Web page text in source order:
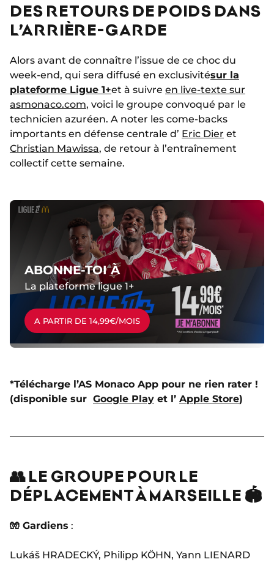
DES RETOURS DE POIDS DANS
L’ARRIÈRE-GARDE
Alors avant de connaître l’issue de ce choc du
week-end, qui sera diffusé en exclusivitésur la
plateforme Ligue 1+et à suivre en live-texte sur
asmonaco.com, voici le groupe convoqué par le
technicien azuréen. A noter les come-backs
importants en défense centrale d’ Eric Dier et
Christian Mawissa, de retour à l’entraînement
collectif cette semaine.
ABONNE-TOI À
La plateforme ligue 1+
A PARTIR DE 14,99€/MOIS
*Télécharge l’AS Monaco App pour ne rien rater !
(disponible sur Google Play et l’ Apple Store)
👥 LE GROUPE POUR LE
DÉPLACEMENT À MARSEILLE 🏟️
🧤 Gardiens :
Lukáš HRADECKÝ, Philipp KÖHN, Yann LIENARD